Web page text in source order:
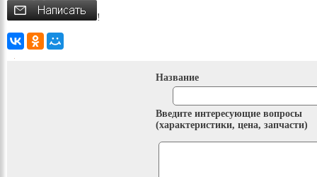
!
Название
Введите интересующие вопросы
(характеристики, цена, запчасти)